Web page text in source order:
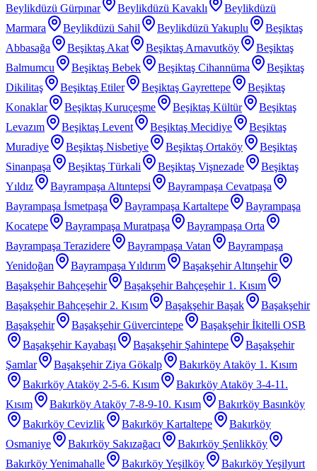
Beylikdüzü Gürpınar
Beylikdüzü Kavaklı
Beylikdüzü
Marmara
Beylikdüzü Sahil Beylikdüzü Yakuplu
Beşiktaş
Abbasağa
Beşiktaş Akat Beşiktaş Arnavutköy
Beşiktaş
Balmumcu
Beşiktaş Bebek Beşiktaş Cihannüma
Beşiktaş
Dikilitaş
Beşiktaş Etiler Beşiktaş Gayrettepe
Beşiktaş
Konaklar
Beşiktaş Kuruçeşme Beşiktaş Kültür
Beşiktaş
Levazım
Beşiktaş Levent Beşiktaş Mecidiye
Beşiktaş
Muradiye
Beşiktaş Nisbetiye Beşiktaş Ortaköy
Beşiktaş
Sinanpaşa
Beşiktaş Türkali Beşiktaş Vişnezade
Beşiktaş
Yıldız
Bayrampaşa Altıntepsi
Bayrampaşa Cevatpaşa
Bayrampaşa İsmetpaşa
Bayrampaşa Kartaltepe
Bayrampaşa
Kocatepe
Bayrampaşa Muratpaşa
Bayrampaşa Orta
Bayrampaşa Terazidere
Bayrampaşa Vatan
Bayrampaşa
Yenidoğan
Bayrampaşa Yıldırım
Başakşehir Altınşehir
Başakşehir Bahçeşehir
Başakşehir Bahçeşehir 1. Kısım
Başakşehir Bahçeşehir 2. Kısım
Başakşehir Başak
Başakşehir
Başakşehir
Başakşehir Güvercintepe
Başakşehir İkitelli OSB
Başakşehir Kayabaşı
Başakşehir Şahintepe
Başakşehir
Şamlar
Başakşehir Ziya Gökalp
Bakırköy Ataköy 1. Kısım
Bakırköy Ataköy 2-5-6. Kısım
Bakırköy Ataköy 3-4-11.
Kısım
Bakırköy Ataköy 7-8-9-10. Kısım
Bakırköy Basınköy
Bakırköy Cevizlik
Bakırköy Kartaltepe
Bakırköy
Osmaniye
Bakırköy Sakızağacı
Bakırköy Şenlikköy
Bakırköy Yenimahalle
Bakırköy Yeşilköy
Bakırköy Yeşilyurt